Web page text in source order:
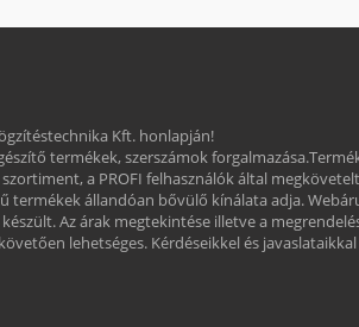
Kft. honlapján!
termékek, szerszámok
a PROFI felhasználók által
termékek állandóan bővülő kínálata adja.
Az árak megtekintése illetve a
lehetséges. Kérdéseikkel és